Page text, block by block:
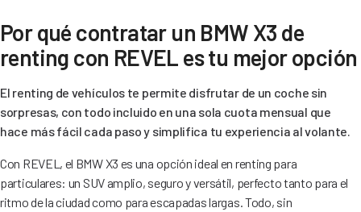
Por qué contratar un BMW X3 de
renting con REVEL es tu mejor opción
El renting de vehículos te permite disfrutar de un coche sin
sorpresas, con todo incluido en una sola cuota mensual que
hace más fácil cada paso y simplifica tu experiencia al volante.
Con REVEL, el BMW X3 es una opción ideal en renting para
particulares: un SUV amplio, seguro y versátil, perfecto tanto para el
ritmo de la ciudad como para escapadas largas. Todo, sin